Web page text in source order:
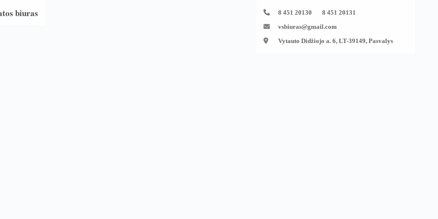
biuras
8 451 20130 8 451 20131
vsbiuras@gmail.com
Vytauto Didžiojo a. 6, LT-39149, Pasvalys